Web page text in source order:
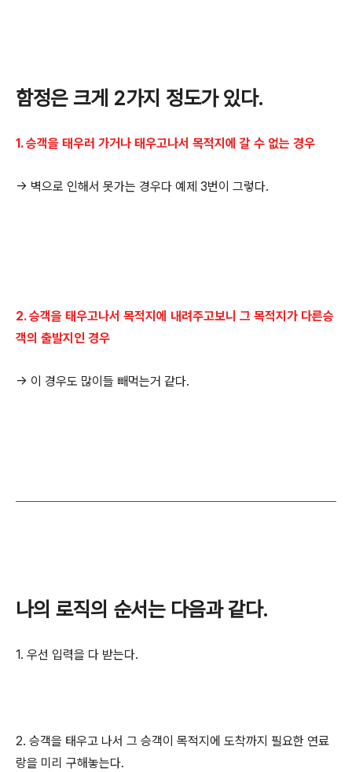
함정은 크게 2가지 정도가 있다.
1. 승객을 태우러 가거나 태우고나서 목적지에 갈 수 없는 경우
-> 벽으로 인해서 못가는 경우다 예제 3번이 그렇다.
2. 승객을 태우고나서 목적지에 내려주고보니 그 목적지가 다른승
객의 출발지인 경우
-> 이 경우도 많이들 빼먹는거 같다.
나의 로직의 순서는 다음과 같다.
1. 우선 입력을 다 받는다.
2. 승객을 태우고 나서 그 승객이 목적지에 도착까지 필요한 연료
랑을 미리 구해놓는다.